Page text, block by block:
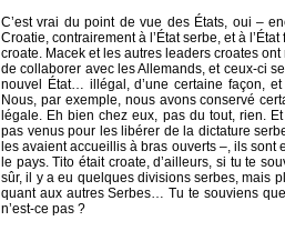
C’est vrai du point de vue des États, oui –
Croatie, contrairement à l’État serbe, et à
croate. Macek et les autres leaders croates ont
de collaborer avec les Allemands, et ceux-ci
nouvel État… illégal, d’une certaine façon,
Nous, par exemple, nous avons conservé
légale. Eh bien chez eux, pas du tout, rien.
pas venus pour les libérer de la dictature
les avaient accueillis à bras ouverts –, ils
le pays. Tito était croate, d’ailleurs, si tu te
sûr, il y a eu quelques divisions serbes, mais
quant aux autres Serbes… Tu te souviens
n’est-ce pas ?